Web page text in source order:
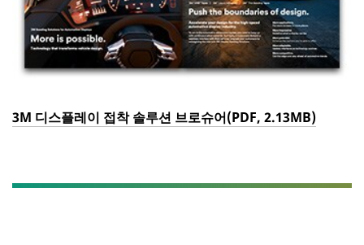
3M 디스플레이 접착 솔루션 브로슈어(PDF, 2.13MB)